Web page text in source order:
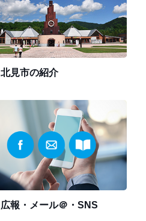
北見市の紹介
広報・メール＠・SNS